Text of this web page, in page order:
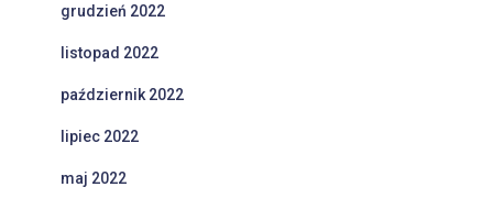
grudzień 2022
listopad 2022
październik 2022
lipiec 2022
maj 2022